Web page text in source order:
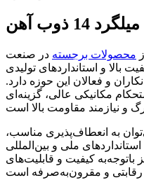
ذوب آهن
محصولات برجسته در صنعت
و استانداردهای تولیدی
و فعالان این حوزه دارد.
میلی‌متر و استحکام مکانیکی عالی، گزینه‌ای
به انعطاف‌پذیری مناسب،
ملی و بین‌المللی
14 ذوب آهن نیز باتوجه‌به کیفیت و قابلیت‌های